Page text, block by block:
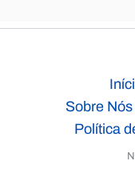
Sobre Nós
Política